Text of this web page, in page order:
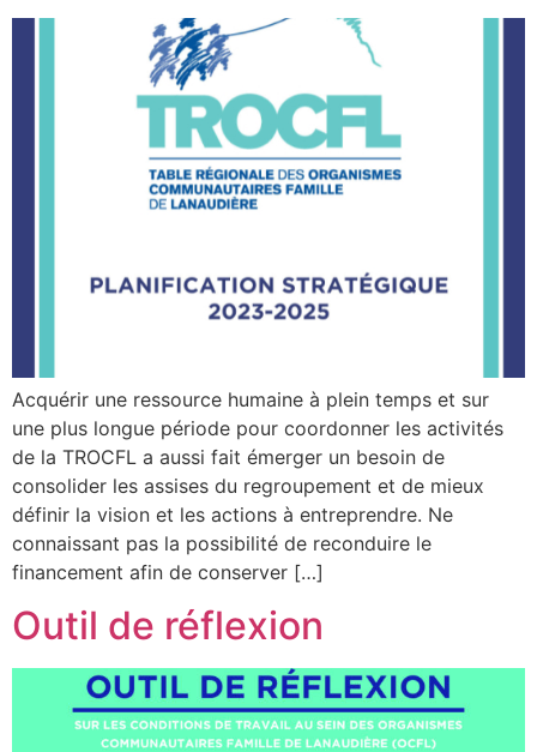
Acquérir une ressource humaine à plein temps et sur
une plus longue période pour coordonner les activités
de la TROCFL a aussi fait émerger un besoin de
consolider les assises du regroupement et de mieux
définir la vision et les actions à entreprendre. Ne
connaissant pas la possibilité de reconduire le
financement afin de conserver […]
Outil de réflexion